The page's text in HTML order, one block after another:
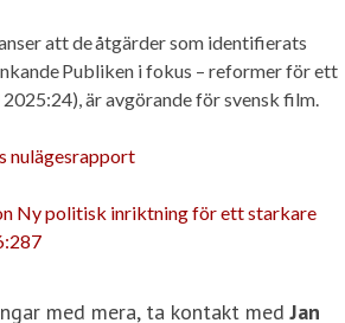
att de åtgärder som identifierats
Publiken i fokus – reformer för ett
är avgörande för svensk film.
nulägesrapport
Ny politisk inriktning för ett starkare
med mera, ta kontakt medJan